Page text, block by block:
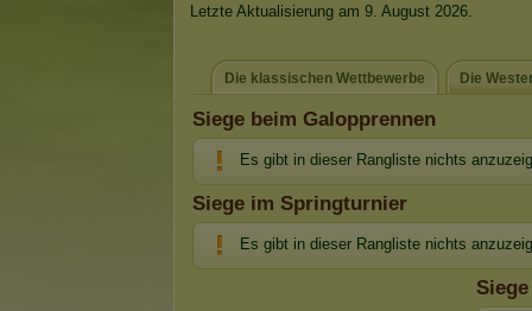
Letzte Aktualisierung am 9. August 2026.
Die klassischen Wettbewerbe Die
Siege beim Galopprennen
Es gibt in dieser Rangliste nichts
Siege im Springturnier
Es gibt in dieser Rangliste nichts